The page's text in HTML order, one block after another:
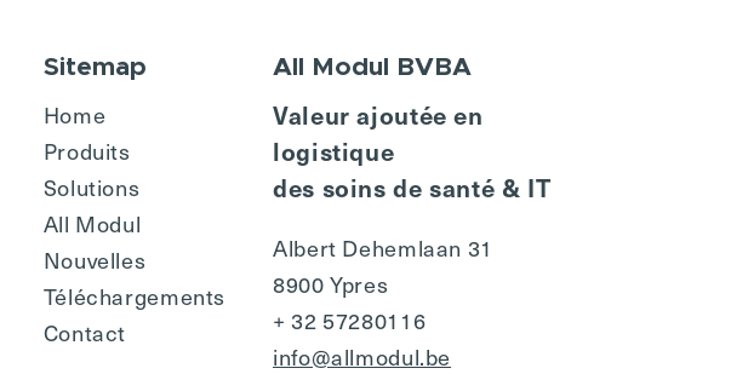
Sitemap
Home
Produits
Solutions
All Modul
Nouvelles
Téléchargements
Contact
All Modul BVBA
Valeur ajoutée en
logistique
des soins de santé & IT
Albert Dehemlaan 31
8900 Ypres
+ 32 57280116
info@allmodul.be